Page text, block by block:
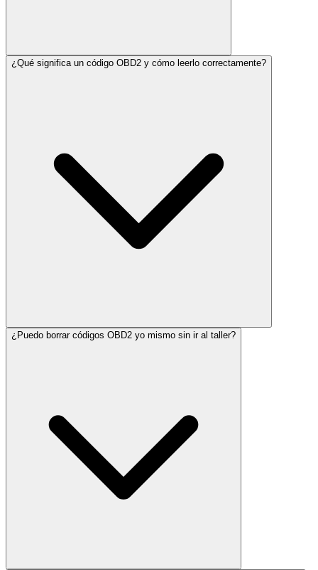
¿Qué significa un código OBD2 y cómo leerlo correctamente?
¿Puedo borrar códigos OBD2 yo mismo sin ir al taller?